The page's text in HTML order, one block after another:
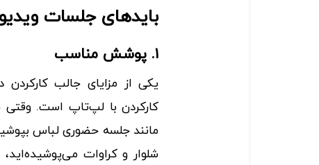
باید‌های جلسات
۱. پوشش مناسب
یکی از مزایای جالب
کارکردن با لپ‌تاپ است. وقتی
مانند جلسه حضوری لباس
شلوار و کراوات